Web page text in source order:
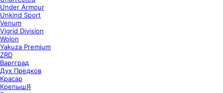
Under Armour
Unkind Sport
Venum
Vigrid Division
Wolon
Yakuza Premium
ZRD
Варгград
Дух Предков
Красар
КрепышЯ